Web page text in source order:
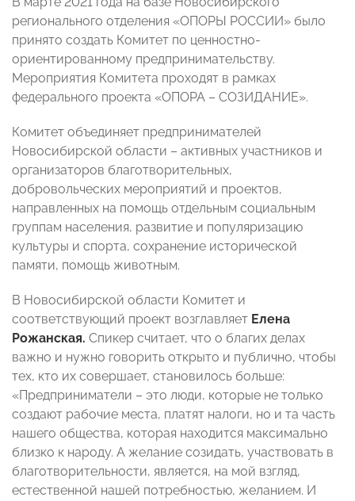
регионального отделения «ОПОРЫ РОССИИ» было
принято создать Комитет по ценностно-
ориентированному предпринимательству.
Мероприятия Комитета проходят в рамках
федерального проекта «ОПОРА – СОЗИДАНИЕ».
Комитет объединяет предпринимателей
Новосибирской области – активных участников и
организаторов благотворительных,
добровольческих мероприятий и проектов,
направленных на помощь отдельным социальным
группам населения, развитие и популяризацию
культуры и спорта, сохранение исторической
памяти, помощь животным.
В Новосибирской области Комитет и
соответствующий проект возглавляет Елена
Рожанская. Спикер считает, что о благих делах
важно и нужно говорить открыто и публично, чтобы
тех, кто их совершает, становилось больше:
«Предприниматели – это люди, которые не только
создают рабочие места, платят налоги, но и та часть
нашего общества, которая находится максимально
близко к народу. А желание созидать, участвовать в
благотворительности, является, на мой взгляд,
естественной нашей потребностью, желанием. И